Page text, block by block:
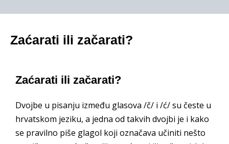
Zaćarati ili začarati?
Zaćarati ili začarati?
Dvojbe u pisanju između glasova /č/ i /ć/ su česte u
hrvatskom jeziku, a jedna od takvih dvojbi je i kako
se pravilno piše glagol koji označava učiniti nešto